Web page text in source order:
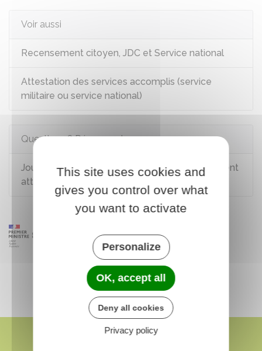
Voir aussi
Recensement citoyen, JDC et Service national
Attestation des services accomplis (service
militaire ou service national)
Questions ? Réponses !
Journée défense et citoyenneté (JDC) : comment
attester de sa situation ?
This site uses cookies and
gives you control over what
you want to activate
Personalize
OK, accept all
Deny all cookies
Privacy policy